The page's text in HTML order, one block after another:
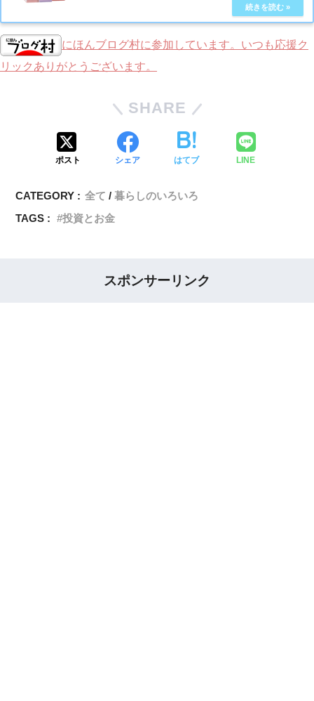
にほんブログ村に参加しています。いつも応援ク
リックありがとうございます。
SHARE
ポスト シェア はてブ LINE
CATEGORY : 全て
暮らしのいろいろ
TAGS :
投資とお金
スポンサーリンク